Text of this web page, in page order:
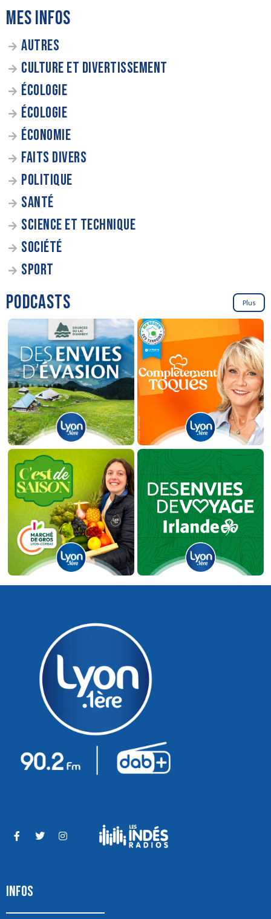
MES INFOS
AUTRES
CULTURE ET DIVERTISSEMENT
ÉCOLOGIE
ÉCOLOGIE
ÉCONOMIE
FAITS DIVERS
POLITIQUE
SANTÉ
SCIENCE ET TECHNIQUE
SOCIÉTÉ
SPORT
PODCASTS Plus
INFOS